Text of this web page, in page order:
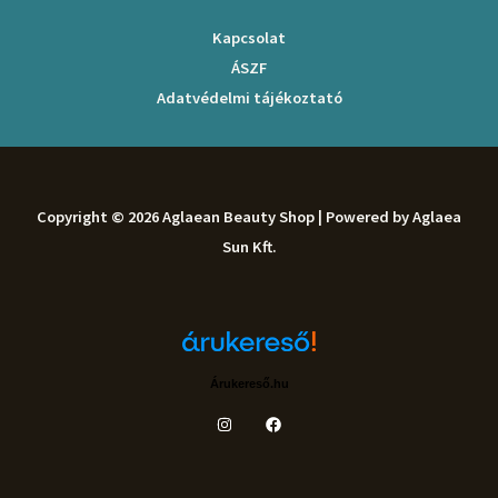
Kapcsolat
ÁSZF
Adatvédelmi tájékoztató
Copyright © 2026 Aglaean Beauty Shop | Powered by Aglaea
Sun Kft.
Árukereső.hu